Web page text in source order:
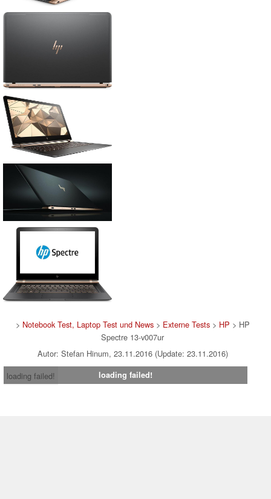
> Notebook Test, Laptop Test und News> Externe Tests> HP > HP
Spectre 13-v007ur
Autor: Stefan Hinum, 23.11.2016 (Update: 23.11.2016)
loading failed!
loading failed!